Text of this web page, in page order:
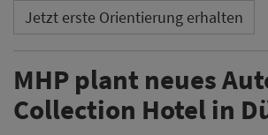
Jetzt erste Orientierung erhalten
MHP plant neues
Collection Hotel in